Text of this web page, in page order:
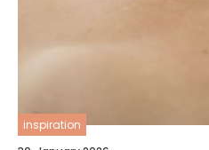
inspiration